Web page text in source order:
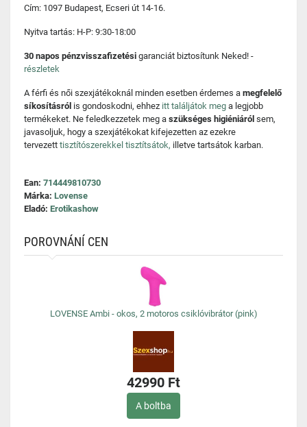
Cím: 1097 Budapest, Ecseri út 14-16.
Nyitva tartás: H-P: 9:30-18:00
30 napos pénzvisszafizetési garanciát biztosítunk Neked! -
részletek
A férfi és női szexjátékoknál minden esetben érdemes a megfelelő
síkosításról is gondoskodni, ehhez itt találjátok meg a legjobb
termékeket. Ne feledkezzetek meg a szükséges higiéniáról sem,
javasoljuk, hogy a szexjátékokat kifejezetten az ezekre
tervezett tisztítószerekkel tisztítsátok, illetve tartsátok karban.
Ean: 714449810730
Márka: Lovense
Eladó: Erotikashow
POROVNÁNÍ CEN
LOVENSE Ambi - okos, 2 motoros csiklóvibrátor (pink)
42990 Ft
A boltba